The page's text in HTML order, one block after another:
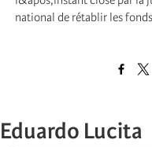
national de rétablir les
Eduardo Lucita